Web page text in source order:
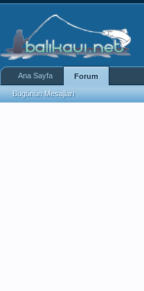
Ana Sayfa Forum
Bugünün Mesajları